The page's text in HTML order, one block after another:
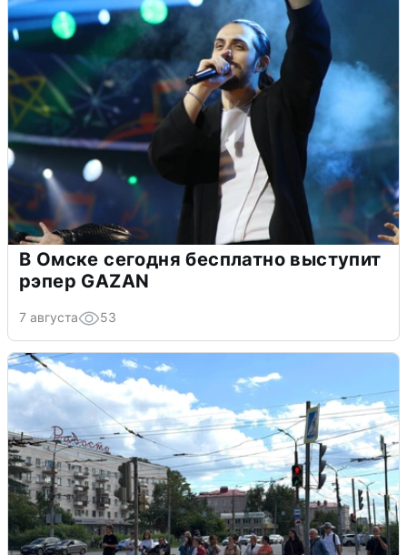
В Омске сегодня бесплатно выступит
рэпер GAZAN
7 августа 53